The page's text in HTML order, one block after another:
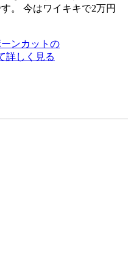
。 今はワイキキで2万円
ンカットの
詳しく見る